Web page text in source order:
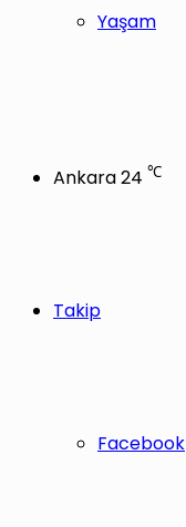
Yaşam
Ankara24 ℃
Takip
Facebook